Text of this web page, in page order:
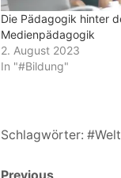
Die Pädagogik hinter
Medienpädagogik
2. August 2023
In "#Bildung"
Schlagwörter:
Previous